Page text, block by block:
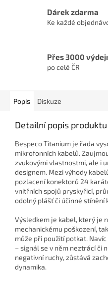
Dárek zdarma
Ke každé
Přes 3000
po celé ČR
Popis Diskuze
Detailní popis produktu
Bespeco Titanium je řada
mikrofonních kabelů.
zvukovými vlastnostmi, ale i
designem. Mezi výhody
pozlacení konektorů 24
vnitřních spojů pryskyřicí,
odolný plášť či účinné stínění
Výsledkem je kabel, který je
mechanickému poškození,
může při použití potkat.
– signál se v něm neztrácí či
negativní ruchy, zůstává
dynamika.